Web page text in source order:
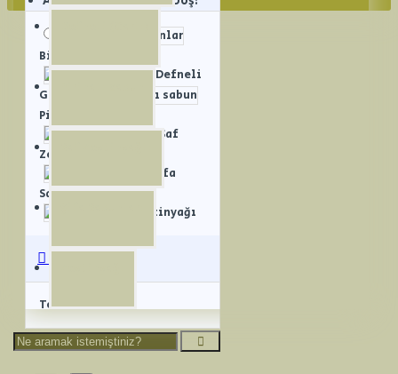
Bitkisel Sabunlar
Defneli
Garlı
Pirinalı sabun
Saf
Zeytinyağlı
Şifa
Sabunları
Zeytinyağı
Üreticiler
Tekün Sabun